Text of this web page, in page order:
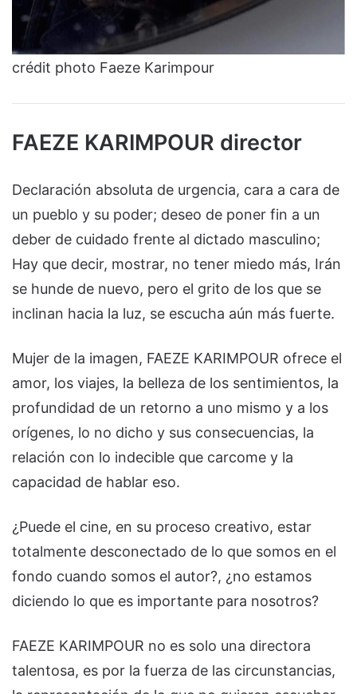
crédit photo Faeze Karimpour
FAEZE KARIMPOUR director
Declaración absoluta de urgencia, cara a cara de
un pueblo y su poder; deseo de poner fin a un
deber de cuidado frente al dictado masculino;
Hay que decir, mostrar, no tener miedo más, Irán
se hunde de nuevo, pero el grito de los que se
inclinan hacia la luz, se escucha aún más fuerte.
Mujer de la imagen, FAEZE KARIMPOUR ofrece el
amor, los viajes, la belleza de los sentimientos, la
profundidad de un retorno a uno mismo y a los
orígenes, lo no dicho y sus consecuencias, la
relación con lo indecible que carcome y la
capacidad de hablar eso.
¿Puede el cine, en su proceso creativo, estar
totalmente desconectado de lo que somos en el
fondo cuando somos el autor?, ¿no estamos
diciendo lo que es importante para nosotros?
FAEZE KARIMPOUR no es solo una directora
talentosa, es por la fuerza de las circunstancias,